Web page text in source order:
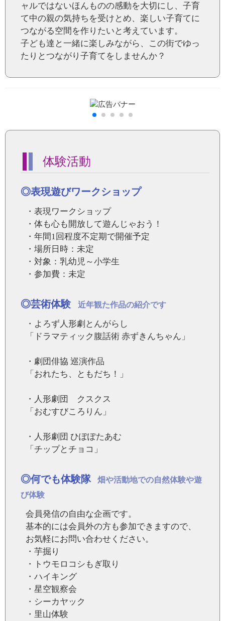
ャルではないほんものの感動を大切にし、子育
て中の親の気持ちを受けとめ、楽しい子育てに
つながる空間を作りたいと考えています。
子ども達と一緒に楽しみながら、この街でゆっ
たりとつながり子育てをしませんか？
体験活動
◎表現遊びワークショップ
・表現ワークショップ
・体も心も開放して遊んじゃおう！
・年間1回程度不定期で開催予定
・場所日時：未定
・対象：乳幼児～小学生
・参加費：未定
◎芸術体験 近年観た作品の紹介です
・よろず人形劇とんがらし
「ドラマティック腹話術 赤ずきんちゃん」
・劇団俳協 巡演作品
「おれたち、ともだち！」
・人形劇団 クスクス
「おむすびころりん」
・人形劇団 ひぽぽたあむ
「チップとチョコ」
◎何でも体験隊
畑や活動地での自然体験や遊
び体験
会員発信の自由な企画です。
基本的には会員外の方も参加できますので、
お気軽にお問い合わせください。
・芋掘り
・トウモロコシもぎ取り
・ハイキング
・星空観察会
・シーカヤック
・里山体験